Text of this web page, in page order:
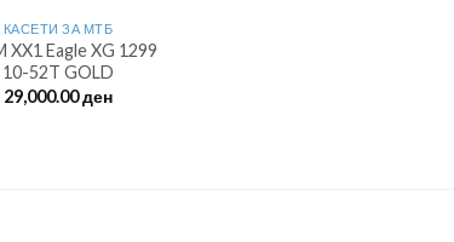
КАСЕТИ ЗА МТБ
XX1 Eagle XG 1299
10-52T GOLD
29,000.00ден